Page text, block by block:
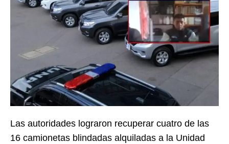
Las autoridades lograron recuperar cuatro de las
16 camionetas blindadas alquiladas a la Unidad